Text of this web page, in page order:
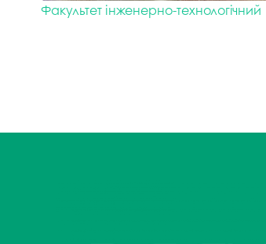
Факультет інженерно-технологічний